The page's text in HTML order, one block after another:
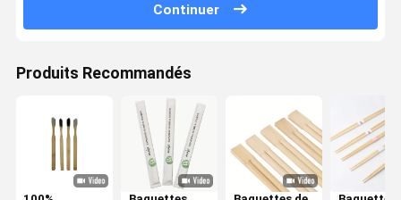
Continuer
Produits Recommandés